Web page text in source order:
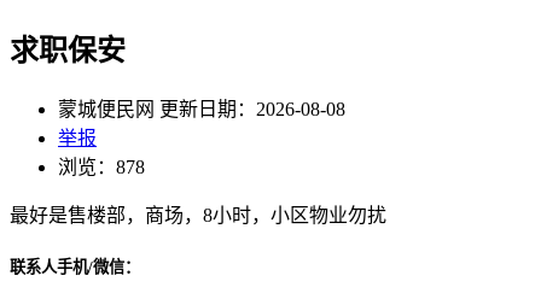
求职保安
蒙城便民网 更新日期：2026-08-08
举报
浏览：878
最好是售楼部，商场，8小时，小区物业勿扰
联系人手机/微信：